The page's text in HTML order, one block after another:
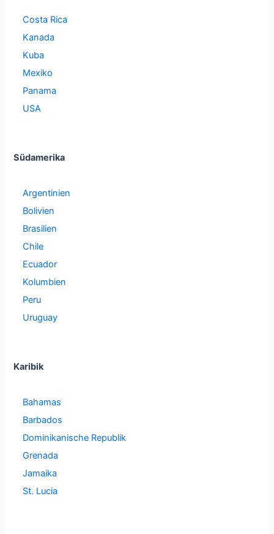
Costa Rica
Kanada
Kuba
Mexiko
Panama
USA
Südamerika
Argentinien
Bolivien
Brasilien
Chile
Ecuador
Kolumbien
Peru
Uruguay
Karibik
Bahamas
Barbados
Dominikanische Republik
Grenada
Jamaika
St. Lucia